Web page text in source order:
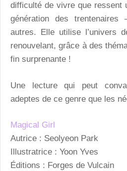
difficulté de vivre que ressent
génération des
autres. Elle utilise l’univers
renouvelant, grâce à des
fin surprenante !
Une lecture qui peut
adeptes de ce genre que les
Magical Girl
Autrice : Seolyeon Park
Illustratrice : Yoon Yves
Éditions : Forges de Vulcain